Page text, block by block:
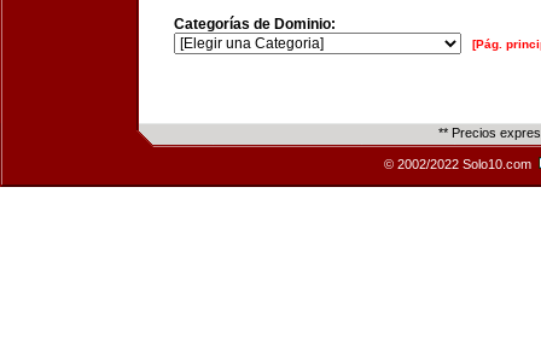
Categorías de Dominio:
[Pág.
** Precios
© 2002/2022 Solo10.com